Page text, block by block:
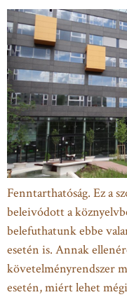
Fenntarthatóság. Ez a
beleivódott a
belefuthatunk ebbe
esetén is. Annak
követelményrendszer
esetén, miért lehet